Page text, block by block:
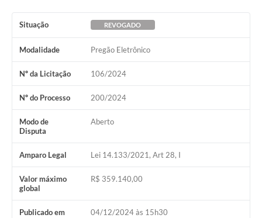
Galeria de Fotos
Contratos
Audiências Públicas
Arquivos para Download
Contas Públicas
Links
Serviços Online
Situação REVOGADO
Modalidade Pregão Eletrônico
Nº da Licitação 106/2024
Nº do Processo 200/2024
Modo de
Disputa
Aberto
Amparo Legal Lei 14.133/2021, Art 28, I
Valor máximo
global
R$ 359.140,00
Publicado em 04/12/2024 às 15h30